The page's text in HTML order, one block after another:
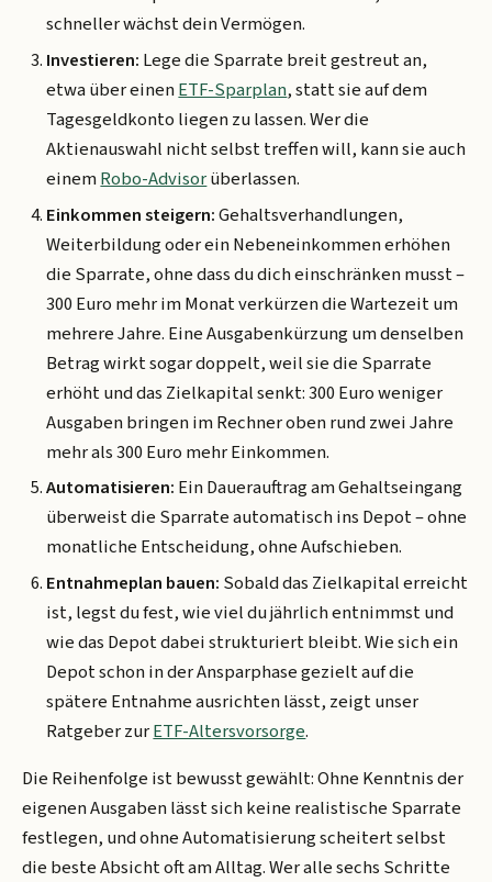
schneller wächst dein Vermögen.
Investieren: Lege die Sparrate breit gestreut an,
etwa über einenETF-Sparplan, statt sie auf dem
Tagesgeldkonto liegen zu lassen. Wer die
Aktienauswahl nicht selbst treffen will, kann sie auch
einemRobo-Advisorüberlassen.
Einkommen steigern:Gehaltsverhandlungen,
Weiterbildung oder ein Nebeneinkommen erhöhen
die Sparrate, ohne dass du dich einschränken musst –
300 Euro mehr im Monat verkürzen die Wartezeit um
mehrere Jahre. Eine Ausgabenkürzung um denselben
Betrag wirkt sogar doppelt, weil sie die Sparrate
erhöhtunddas Zielkapital senkt: 300 Euro weniger
Ausgaben bringen im Rechner oben rund zwei Jahre
mehr als 300 Euro mehr Einkommen.
Automatisieren: Ein Dauerauftrag am Gehaltseingang
überweist die Sparrate automatisch ins Depot – ohne
monatliche Entscheidung, ohne Aufschieben.
Entnahmeplan bauen: Sobald das Zielkapital erreicht
ist, legst du fest, wie viel du jährlich entnimmst und
wie das Depot dabei strukturiert bleibt. Wie sich ein
Depot schon in der Ansparphase gezielt auf die
spätere Entnahme ausrichten lässt, zeigt unser
Ratgeber zurETF-Altersvorsorge.
Die Reihenfolge ist bewusst gewählt: Ohne Kenntnis der
eigenen Ausgaben lässt sich keine realistische Sparrate
festlegen, und ohne Automatisierung scheitert selbst
die beste Absicht oft am Alltag. Wer alle sechs Schritte